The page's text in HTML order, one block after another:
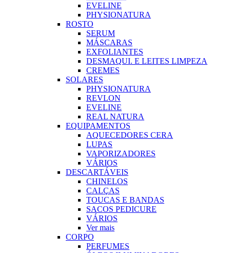
EVELINE
PHYSIONATURA
ROSTO
SERUM
MÁSCARAS
EXFOLIANTES
DESMAQUI. E LEITES LIMPEZA
CREMES
SOLARES
PHYSIONATURA
REVLON
EVELINE
REAL NATURA
EQUIPAMENTOS
AQUECEDORES CERA
LUPAS
VAPORIZADORES
VÁRIOS
DESCARTÁVEIS
CHINELOS
CALÇAS
TOUCAS E BANDAS
SACOS PEDICURE
VÁRIOS
Ver mais
CORPO
PERFUMES